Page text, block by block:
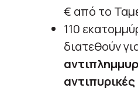
€ από το
110
διατεθούν